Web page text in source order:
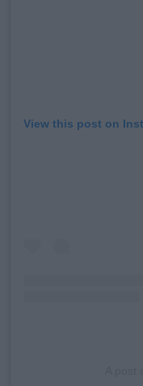
View this post on